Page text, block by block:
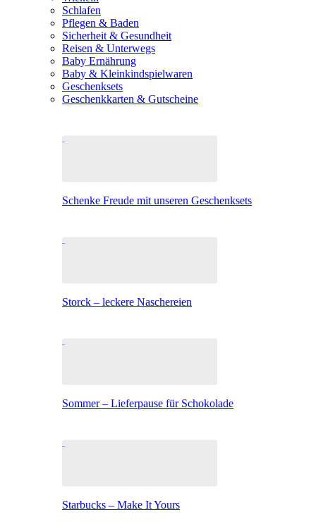
Schlafen
Pflegen & Baden
Sicherheit & Gesundheit
Reisen & Unterwegs
Baby Ernährung
Baby & Kleinkindspielwaren
Geschenksets
Geschenkkarten & Gutscheine
Schenke Freude mit unseren Geschenksets
Storck – leckere Naschereien
Sommer – Lieferpause für Schokolade
Starbucks – Make It Yours